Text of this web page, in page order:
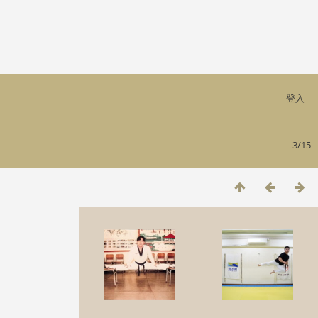
登入
3/15